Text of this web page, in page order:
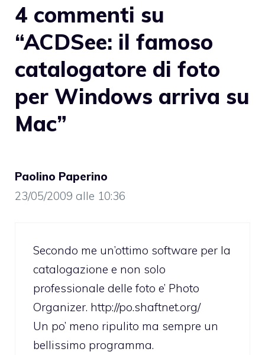
4 commenti su
“ACDSee: il famoso
catalogatore di foto
per Windows arriva su
Mac”
Paolino Paperino
23/05/2009 alle 10:36
Secondo me un’ottimo software per la
catalogazione e non solo
professionale delle foto e’ Photo
Organizer. http://po.shaftnet.org/
Un po’ meno ripulito ma sempre un
bellissimo programma.